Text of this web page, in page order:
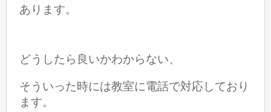
あります。
どうしたら良いかわからない、
そういった時には教室に電話で対応しており
ます。